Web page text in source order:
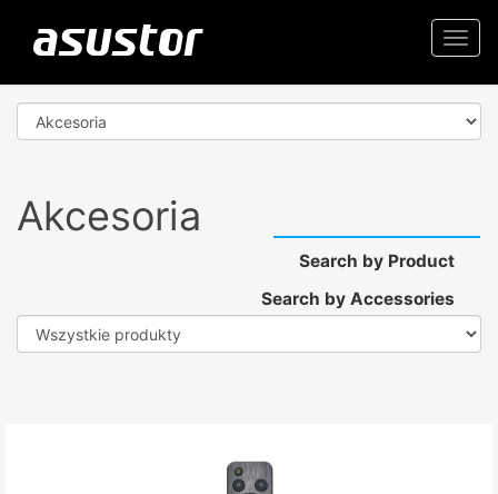
Akcesoria
Search by Product
Search by Accessories